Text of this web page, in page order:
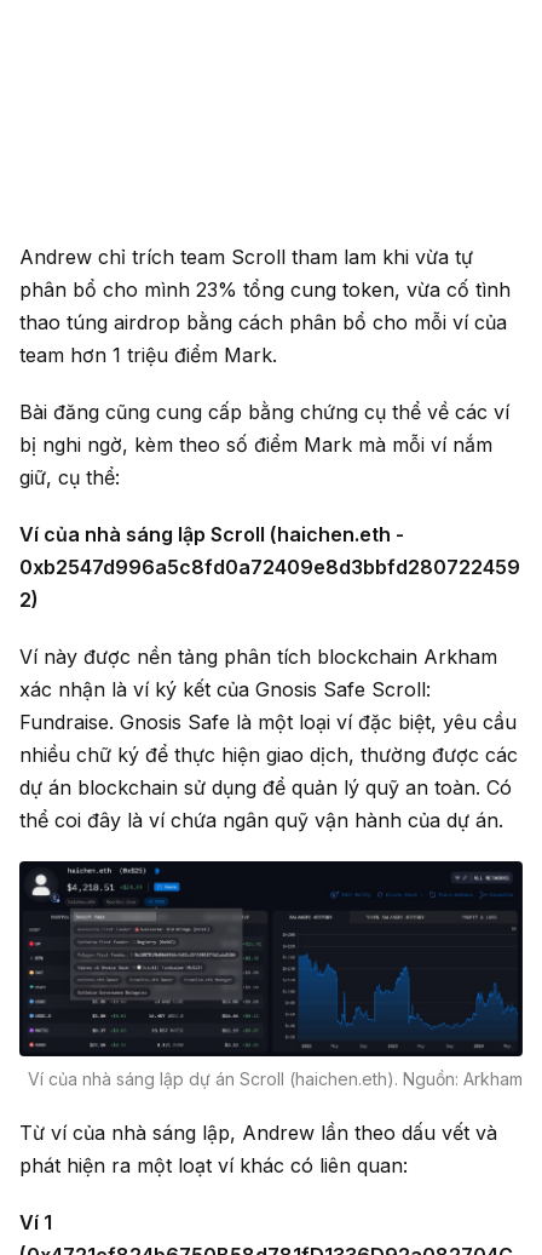
Andrew chỉ trích team Scroll tham lam khi vừa tự
phân bổ cho mình 23% tổng cung token, vừa cố tình
thao túng airdrop bằng cách phân bổ cho mỗi ví của
team hơn 1 triệu điểm Mark.
Bài đăng cũng cung cấp bằng chứng cụ thể về các ví
bị nghi ngờ, kèm theo số điểm Mark mà mỗi ví nắm
giữ, cụ thể:
Ví của nhà sáng lập Scroll (haichen.eth -
0xb2547d996a5c8fd0a72409e8d3bbfd280722459
2)
Ví này được nền tảng phân tích blockchain Arkham
xác nhận là ví ký kết của Gnosis Safe Scroll:
Fundraise. Gnosis Safe là một loại ví đặc biệt, yêu cầu
nhiều chữ ký để thực hiện giao dịch, thường được các
dự án blockchain sử dụng để quản lý quỹ an toàn. Có
thể coi đây là ví chứa ngân quỹ vận hành của dự án.
Ví của nhà sáng lập dự án Scroll (haichen.eth). Nguồn: Arkham
Từ ví của nhà sáng lập, Andrew lần theo dấu vết và
phát hiện ra một loạt ví khác có liên quan:
Ví 1